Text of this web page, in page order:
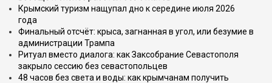
Крымский туризм нащупал дно к середине июля 2026
года
Финальный отсчёт: крыса, загнанная в угол, или безумие в
администрации Трампа
Ритуал вместо диалога: как Заксобрание Севастополя
закрыло сессию без севастопольцев
48 часов без света и воды: как крымчанам получить